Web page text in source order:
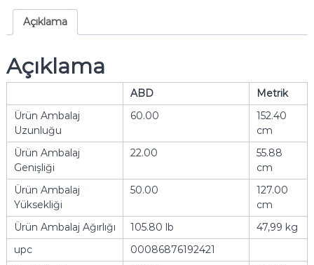
Açıklama
Açıklama
ABD
Metrik
Ürün Ambalaj
Uzunluğu
60.00
152.40
cm
Ürün Ambalaj
Genişliği
22.00
55.88
cm
Ürün Ambalaj
Yüksekliği
50.00
127.00
cm
Ürün Ambalaj Ağırlığı
105.80 lb
47,99 kg
upc
00086876192421